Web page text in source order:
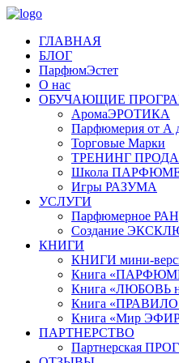
ГЛАВНАЯ
БЛОГ
ПарфюмЭстет
О нас
ОБУЧАЮЩИЕ
АромаЭРОТИКА
Парфюмерия от А
Торговые Марки
ТРЕНИНГ ПРОДАЖ
Школа
Игры РАЗУМА
УСЛУГИ
Парфюмерное
Создание
КНИГИ
КНИГИ мини-
Книга
Книга «ЛЮБОВЬ
Книга
Книга «Мир
ПАРТНЕРСТВО
Партнерская